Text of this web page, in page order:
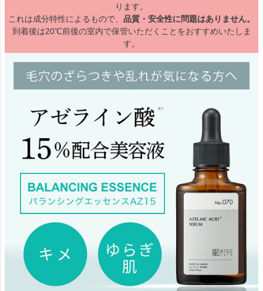
ります。
これは成分特性によるもので、 品質・安全性に問題はありません。
到着後は20℃前後の室内で保管いただくことをおすすめいたしま
す。